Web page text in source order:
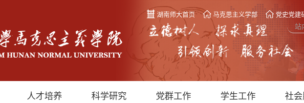
湖南师大首页 马克思主义学部 党史党建
人才培养 科学研究 党群工作 学生工作 社